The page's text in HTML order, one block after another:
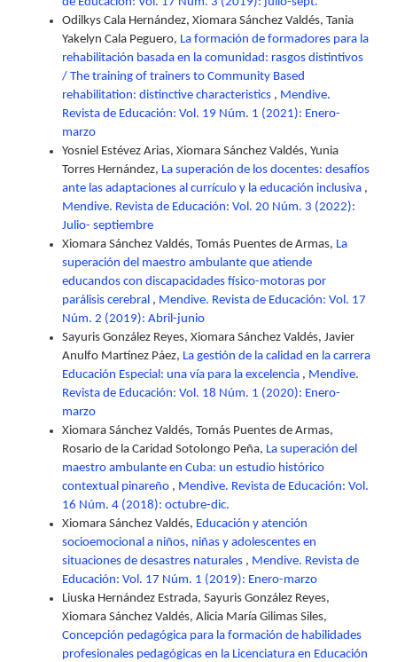
Odilkys Cala Hernández, Xiomara Sánchez Valdés, Tania
Yakelyn Cala Peguero, La formación de formadores para la
rehabilitación basada en la comunidad: rasgos distintivos
/ The training of trainers to Community Based
rehabilitation: distinctive characteristics , Mendive.
Revista de Educación: Vol. 19 Núm. 1 (2021): Enero-
marzo
Yosniel Estévez Arias, Xiomara Sánchez Valdés, Yunia
Torres Hernández, La superación de los docentes: desafíos
ante las adaptaciones al currículo y la educación inclusiva ,
Mendive. Revista de Educación: Vol. 20 Núm. 3 (2022):
Julio- septiembre
Xiomara Sánchez Valdés, Tomás Puentes de Armas, La
superación del maestro ambulante que atiende
educandos con discapacidades físico-motoras por
parálisis cerebral , Mendive. Revista de Educación: Vol. 17
Núm. 2 (2019): Abril-junio
Sayuris González Reyes, Xiomara Sánchez Valdés, Javier
Anulfo Martínez Páez, La gestión de la calidad en la carrera
Educación Especial: una vía para la excelencia , Mendive.
Revista de Educación: Vol. 18 Núm. 1 (2020): Enero-
marzo
Xiomara Sánchez Valdés, Tomás Puentes de Armas,
Rosario de la Caridad Sotolongo Peña, La superación del
maestro ambulante en Cuba: un estudio histórico
contextual pinareño , Mendive. Revista de Educación: Vol.
16 Núm. 4 (2018): octubre-dic.
Xiomara Sánchez Valdés, Educación y atención
socioemocional a niños, niñas y adolescentes en
situaciones de desastres naturales , Mendive. Revista de
Educación: Vol. 17 Núm. 1 (2019): Enero-marzo
Liuska Hernández Estrada, Sayuris González Reyes,
Xiomara Sánchez Valdés, Alicia María Gilimas Siles,
Concepción pedagógica para la formación de habilidades
profesionales pedagógicas en la Licenciatura en Educación